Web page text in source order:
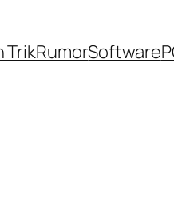
TrikRumorSoftware